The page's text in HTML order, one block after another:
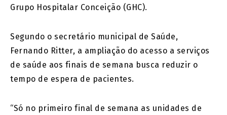
Grupo Hospitalar Conceição (GHC).
Segundo o secretário municipal de Saúde,
Fernando Ritter, a ampliação do acesso a serviços
de saúde aos finais de semana busca reduzir o
tempo de espera de pacientes.
“Só no primeiro final de semana as unidades de